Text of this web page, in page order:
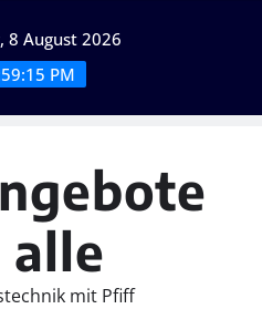
8 August 2026
PM
mit Pfiff